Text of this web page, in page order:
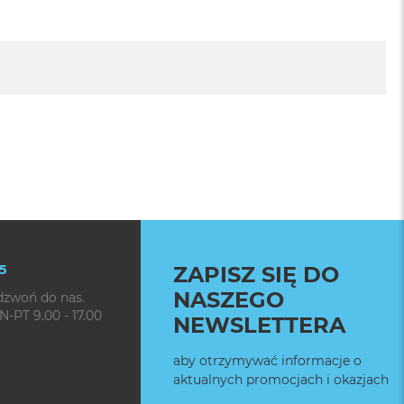
ZAPISZ SIĘ DO
NASZEGO
NEWSLETTERA
aby otrzymywać informacje o
aktualnych promocjach i okazjach
do nas.
PT 9.00 - 17.00